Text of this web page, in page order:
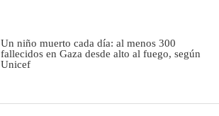
Un niño muerto cada día: al menos 300
fallecidos en Gaza desde alto al fuego, según
Unicef